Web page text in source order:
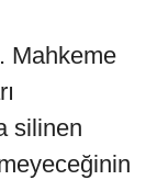
Mahkeme
silinen